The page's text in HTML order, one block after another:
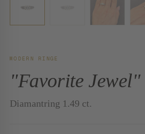
MODERN RINGE
"Favorite Jewel"
Diamantring 1.49 ct.